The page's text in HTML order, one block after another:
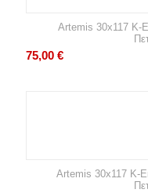
Artemis 30x117 K-
75,00 €
Artemis 30x117 K-